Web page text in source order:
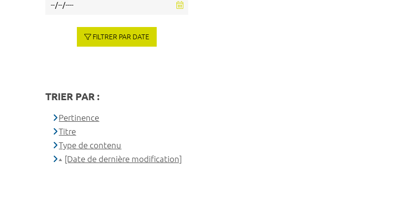
FILTRER PAR DATE
TRIER PAR :
Pertinence
Titre
Type de contenu
[Date de dernière modification]